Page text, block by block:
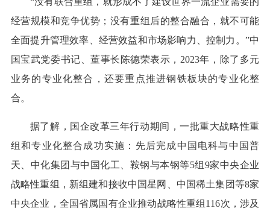
经营规模和竞争优势；没有重组后的整合融合，就不可能
全面提升管理效率、经营效益和市场影响力、控制力。”中
国宝武党委书记、董事长陈德荣表示，2023年，除了多元
业务的专业化整合，还要重点推进钢铁板块的专业化整
合。
据了解，国企改革三年行动期间，一批重大战略性重
组和专业化整合成功实施：先后完成中国电科与中国普
天、中化集团与中国化工、鞍钢与本钢等5组9家中央企业
战略性重组，新组建和接收中国星网、中国稀土集团等8家
中央企业，全国省属国有企业推动战略性重组116次，涉及